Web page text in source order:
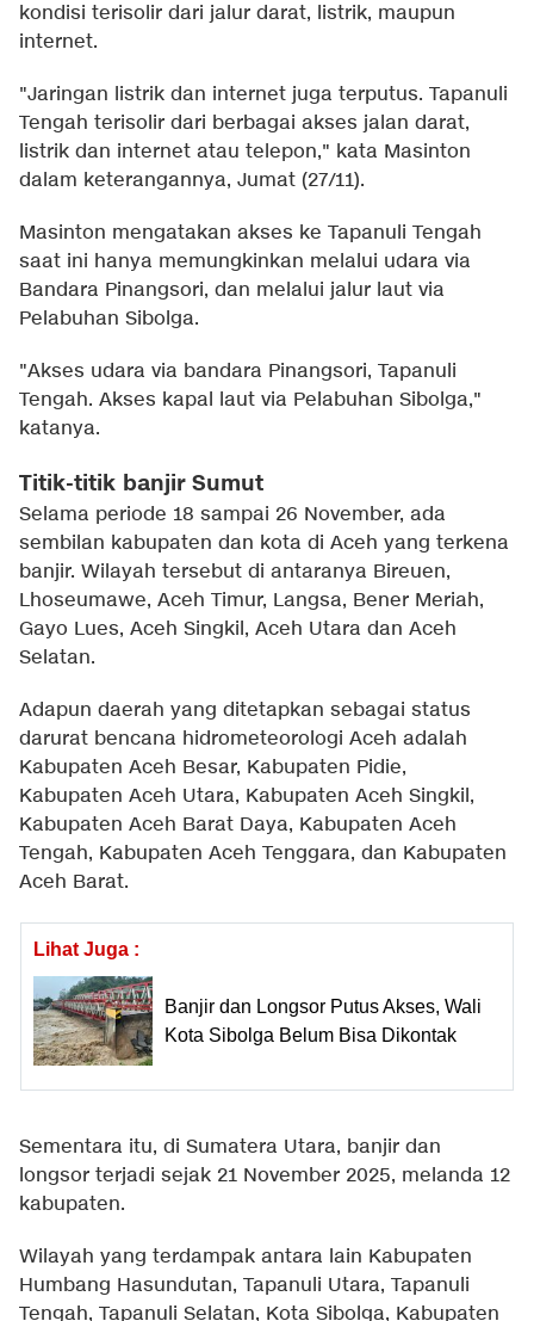
kondisi terisolir dari jalur darat, listrik, maupun
internet.
"Jaringan listrik dan internet juga terputus. Tapanuli
Tengah terisolir dari berbagai akses jalan darat,
listrik dan internet atau telepon," kata Masinton
dalam keterangannya, Jumat (27/11).
Masinton mengatakan akses ke Tapanuli Tengah
saat ini hanya memungkinkan melalui udara via
Bandara Pinangsori, dan melalui jalur laut via
Pelabuhan Sibolga.
"Akses udara via bandara Pinangsori, Tapanuli
Tengah. Akses kapal laut via Pelabuhan Sibolga,"
katanya.
Titik-titik banjir Sumut
Selama periode 18 sampai 26 November, ada
sembilan kabupaten dan kota di Aceh yang terkena
banjir. Wilayah tersebut di antaranya Bireuen,
Lhoseumawe, Aceh Timur, Langsa, Bener Meriah,
Gayo Lues, Aceh Singkil, Aceh Utara dan Aceh
Selatan.
Adapun daerah yang ditetapkan sebagai status
darurat bencana hidrometeorologi Aceh adalah
Kabupaten Aceh Besar, Kabupaten Pidie,
Kabupaten Aceh Utara, Kabupaten Aceh Singkil,
Kabupaten Aceh Barat Daya, Kabupaten Aceh
Tengah, Kabupaten Aceh Tenggara, dan Kabupaten
Aceh Barat.
Lihat Juga :
Banjir dan Longsor Putus Akses, Wali
Kota Sibolga Belum Bisa Dikontak
Sementara itu, di Sumatera Utara, banjir dan
longsor terjadi sejak 21 November 2025, melanda 12
kabupaten.
Wilayah yang terdampak antara lain Kabupaten
Humbang Hasundutan, Tapanuli Utara, Tapanuli
Tengah, Tapanuli Selatan, Kota Sibolga, Kabupaten